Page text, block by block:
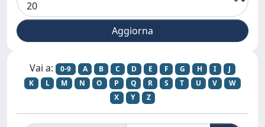
Vai a: 0-9 A B C D E F G H I
J
K
L M N O P Q R S T U V
W
X
Y Z